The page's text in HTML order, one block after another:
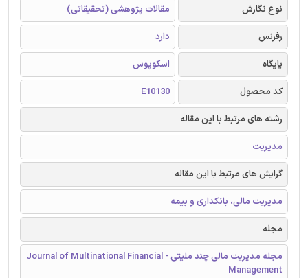
نوع نگارش
مقالات پژوهشی (تحقیقاتی)
رفرنس
دارد
پایگاه
اسکوپوس
کد محصول
E10130
رشته های مرتبط با این مقاله
مدیریت
گرایش های مرتبط با این مقاله
مدیریت مالی، بانکداری و بیمه
مجله
مجله مدیریت مالی چند ملیتی - Journal of Multinational Financial
Management